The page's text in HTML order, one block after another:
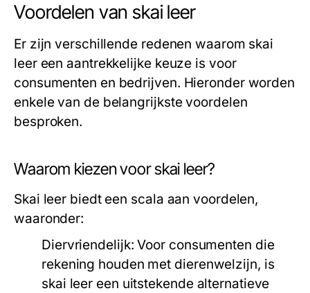
Voordelen van skai leer
Er zijn verschillende redenen waarom skai
leer een aantrekkelijke keuze is voor
consumenten en bedrijven. Hieronder worden
enkele van de belangrijkste voordelen
besproken.
Waarom kiezen voor skai leer?
Skai leer biedt een scala aan voordelen,
waaronder:
Diervriendelijk: Voor consumenten die
rekening houden met dierenwelzijn, is
skai leer een uitstekende alternatieve